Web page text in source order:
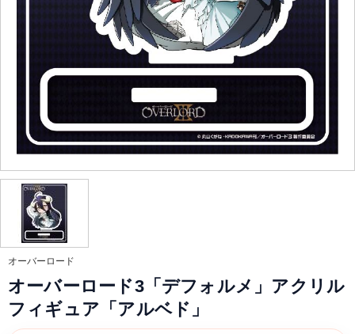
オーバーロード
オーバーロード3「デフォルメ」アクリル
フィギュア「アルベド」